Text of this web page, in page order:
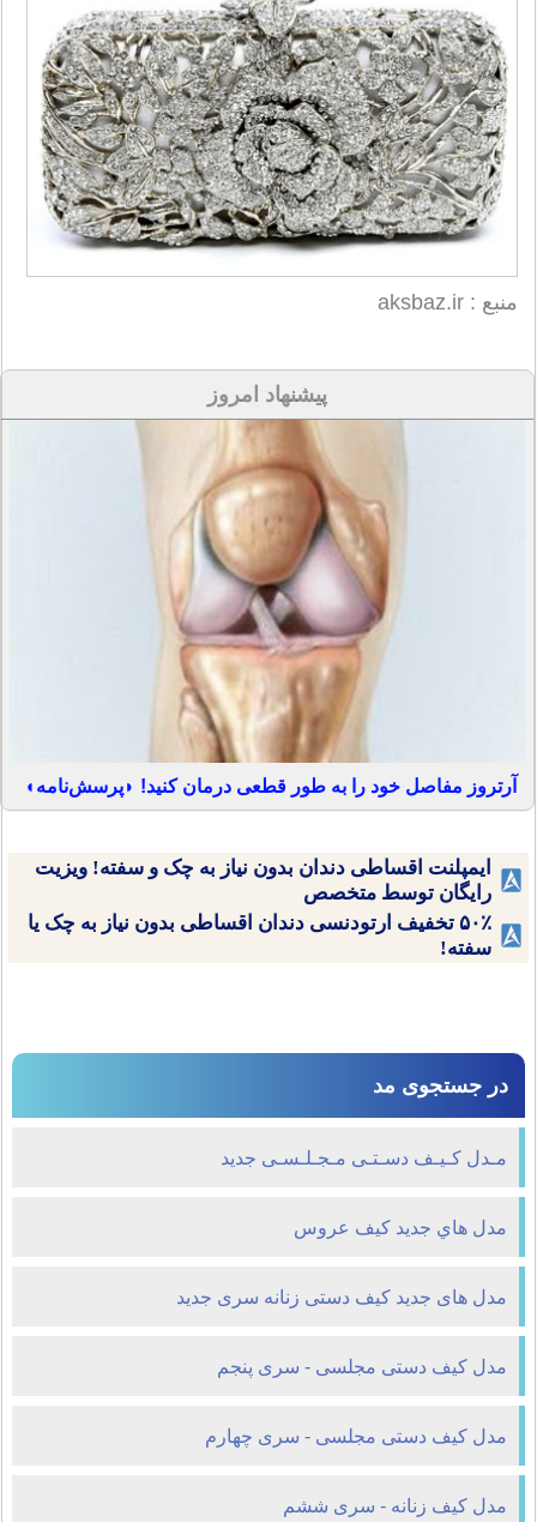
منبع : aksbaz.ir
پیشنهاد امروز
آرتروز مفاصل خود را به طور قطعی درمان کنید! ◗پرسش‌نامه◖
ایمپلنت اقساطی دندان بدون نیاز به چک و سفته! ویزیت
رایگان توسط متخصص
۵۰٪ تخفیف ارتودنسی دندان اقساطی بدون نیاز به چک یا
سفته!
در جستجوی مد
مـدل کـیـف دسـتـی مـجـلـسـی جدید
مدل هاي جديد کیف عروس
مدل های جدید کیف دستی زنانه سری جدید
مدل کیف دستی مجلسی - سری پنجم
مدل کیف دستی مجلسی - سری چهارم
مدل کیف زنانه - سری ششم